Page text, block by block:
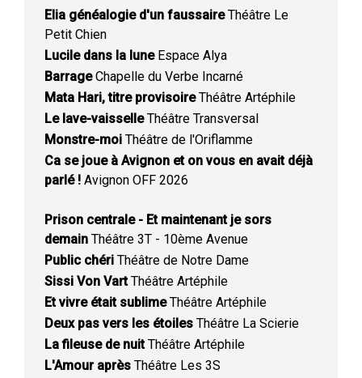
Elia généalogie d'un faussaireThéâtre Le
Petit Chien
Lucile dans la luneEspace Alya
BarrageChapelle du Verbe Incarné
Mata Hari, titre provisoireThéâtre Artéphile
Le lave-vaisselleThéâtre Transversal
Monstre-moi Théâtre de l'Oriflamme
Ca se joue à Avignon et on vous en avait déjà
parlé ! Avignon OFF 2026
Prison centrale - Et maintenant je sors
demain Théâtre 3T - 10ème Avenue
Public chéri Théâtre de Notre Dame
Sissi Von VartThéâtre Artéphile
Et vivre était sublimeThéâtre Artéphile
Deux pas vers les étoiles Théâtre La Scierie
La fileuse de nuitThéâtre Artéphile
L'Amour après Théâtre Les 3S